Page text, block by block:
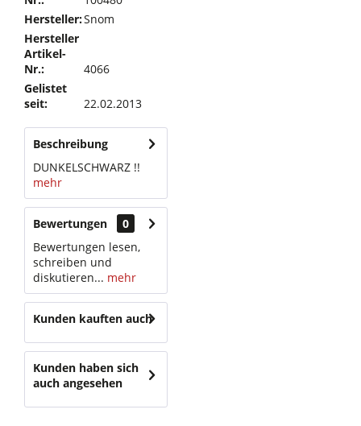
Hersteller:Snom
Hersteller
Artikel-
Nr.:
4066
Gelistet
seit:
22.02.2013
Beschreibung
DUNKELSCHWARZ !!
mehr
Bewertungen
0
Bewertungen lesen,
schreiben und
diskutieren... mehr
Kunden kauften auch
Kunden haben sich
auch angesehen